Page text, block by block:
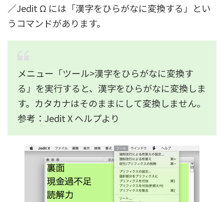
／Jedit Ω には「漢字をひらがなに変換する」とい
うコマンドがあります。
メニュー「ツール>漢字をひらがなに変換す
る」を実行すると、漢字をひらがなに変換しま
す。カタカナはそのままにして変換しません。
参考：Jedit X ヘルプより